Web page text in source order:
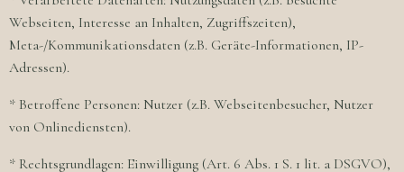
Webseiten, Interesse an Inhalten, Zugriffszeiten),
Meta-/Kommunikationsdaten (z.B. Geräte-Informationen, IP-
Adressen).
* Betroffene Personen: Nutzer (z.B. Webseitenbesucher, Nutzer
von Onlinediensten).
* Rechtsgrundlagen: Einwilligung (Art. 6 Abs. 1 S. 1 lit. a DSGVO),